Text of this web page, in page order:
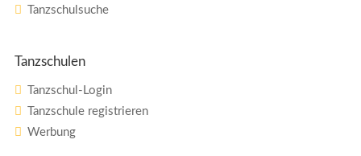
Tanzschulsuche
Tanzschulen
Tanzschul-Login
Tanzschule registrieren
Werbung